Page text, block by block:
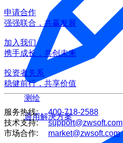
测绘
通用解决方案
申请合作
强强联合，共赢发展
加入我们
携手成长，共创未来
投资者关系
稳健前行，共享价值
服务热线: 400-718-2588
技术支持: support@zwsoft.com
市场合作:
market@zwsoft.com